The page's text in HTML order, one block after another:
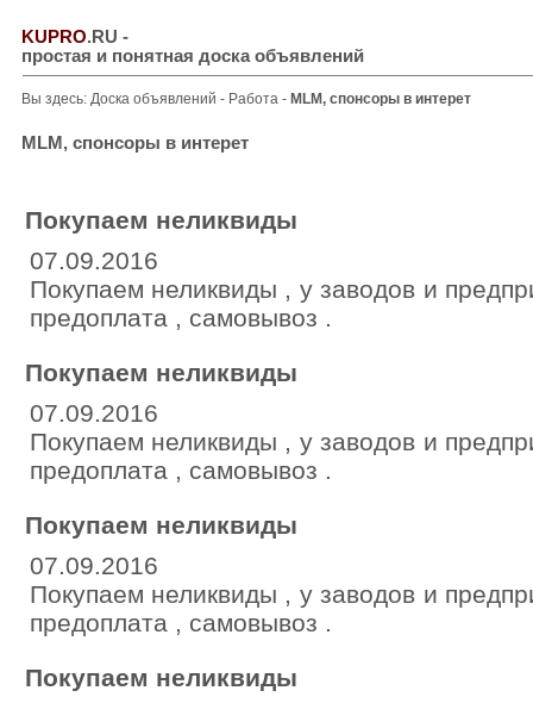
KUPRO.RU -
простая и понятная доска объявлений
Вы здесь: Доска объявлений - Работа - MLM, спонсоры в интерет
MLM, спонсоры в интерет
Покупаем неликвиды
07.09.2016
Покупаем неликвиды , у заводов и
предоплата , самовывоз .
Покупаем неликвиды
07.09.2016
Покупаем неликвиды , у заводов и
предоплата , самовывоз .
Покупаем неликвиды
07.09.2016
Покупаем неликвиды , у заводов и
предоплата , самовывоз .
Покупаем неликвиды